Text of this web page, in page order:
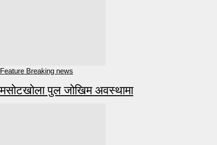
Feature Breaking news
मसोटखोला पुल जोखिम अवस्थामा